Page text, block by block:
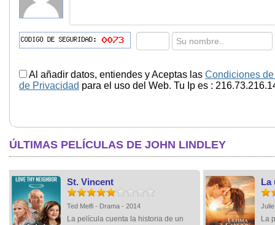
Al añadir datos, entiendes y Aceptas las Condiciones
de Privacidad para el uso del Web. Tu Ip es :
ÚLTIMAS PELÍCULAS DE JOHN LINDLEY
St. Vincent
Ted Melfi - Drama - 2014
La película cuenta la historia de un
La
La